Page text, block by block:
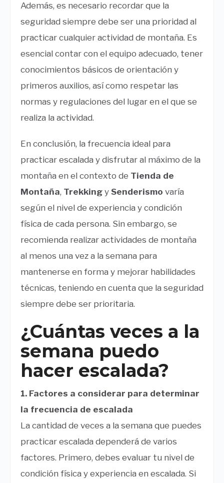
Además, es necesario recordar que la
seguridad siempre debe ser una prioridad al
practicar cualquier actividad de montaña. Es
esencial contar con el equipo adecuado, tener
conocimientos básicos de orientación y
primeros auxilios, así como respetar las
normas y regulaciones del lugar en el que se
realiza la actividad.
En conclusión, la frecuencia ideal para
practicar escalada y disfrutar al máximo de la
montaña en el contexto de Tienda de
Montaña, Trekking y Senderismo varía
según el nivel de experiencia y condición
física de cada persona. Sin embargo, se
recomienda realizar actividades de montaña
al menos una vez a la semana para
mantenerse en forma y mejorar habilidades
técnicas, teniendo en cuenta que la seguridad
siempre debe ser prioritaria.
¿Cuántas veces a la
semana puedo
hacer escalada?
1. Factores a considerar para determinar
la frecuencia de escalada
La cantidad de veces a la semana que puedes
practicar escalada dependerá de varios
factores. Primero, debes evaluar tu nivel de
condición física y experiencia en escalada. Si